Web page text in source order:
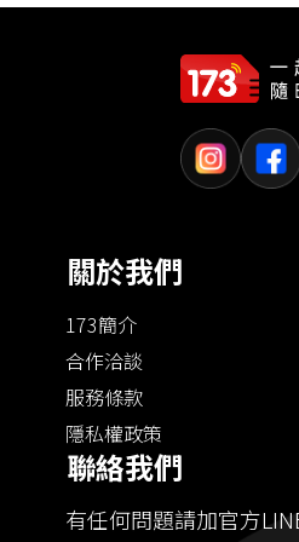
關於我們
173簡介
合作洽談
服務條款
隱私權政策
聯絡我們
有任何問題請加官方